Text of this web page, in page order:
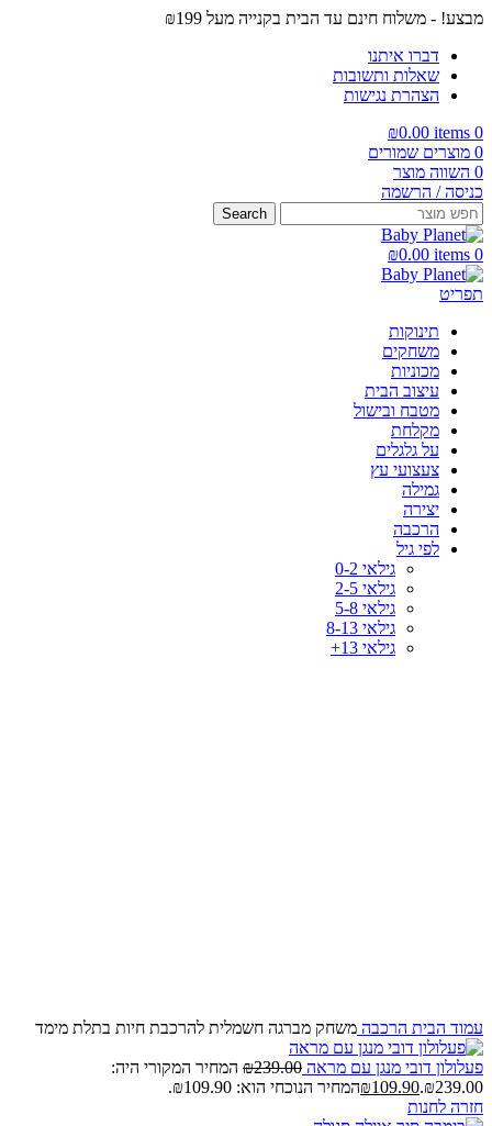
מבצע! - משלוח חינם עד הבית בקנייה מעל ₪199
דברו איתנו
שאלות ותשובות
הצהרת נגישות
0
items
₪0.00
0 מוצרים שמורים
0 השווה מוצר
כניסה / הרשמה
Search
0
items
₪0.00
תפריט
תינוקות
משחקים
מכוניות
עיצוב הבית
מטבח ובישול
מקלחת
על גלגלים
צעצועי עץ
גמילה
יצירה
הרכבה
לפי גיל
גילאי 0-2
גילאי 2-5
גילאי 5-8
גילאי 8-13
גילאי 13+
עמוד הבית הרכבה משחק מברגה חשמלית להרכבת חיות בתלת מימד
פעלולון דובי מנגן עם מראה ₪239.00
המחיר המקורי היה:
₪239.00.
₪109.90
המחיר הנוכחי הוא: ₪109.90.
חזרה לחנות